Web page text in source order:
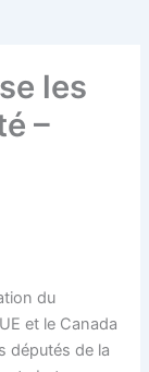
les
–
du
et le Canada
députés de la